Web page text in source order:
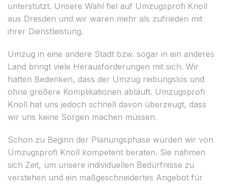
unterstützt. Unsere Wahl fiel auf Umzugsprofi Knoll
aus Dresden und wir waren mehr als zufrieden mit
ihrer Dienstleistung.
Umzug in eine andere Stadt bzw. sogar in ein anderes
Land bringt viele Herausforderungen mit sich. Wir
hatten Bedenken, dass der Umzug reibungslos und
ohne größere Komplikationen abläuft. Umzugsprofi
Knoll hat uns jedoch schnell davon überzeugt, dass
wir uns keine Sorgen machen müssen.
Schon zu Beginn der Planungsphase wurden wir von
Umzugsprofi Knoll kompetent beraten. Sie nahmen
sich Zeit, um unsere individuellen Bedürfnisse zu
verstehen und ein maßgeschneidertes Angebot für